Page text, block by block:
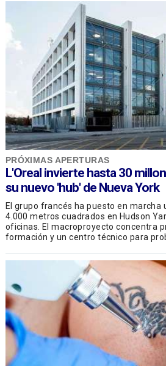
PRÓXIMAS APERTURAS
L'Oreal invierte hasta 30
su nuevo 'hub' de Nueva York
El grupo francés ha puesto en marcha
4.000 metros cuadrados en Hudson
oficinas. El macroproyecto concentra
formación y un centro técnico para